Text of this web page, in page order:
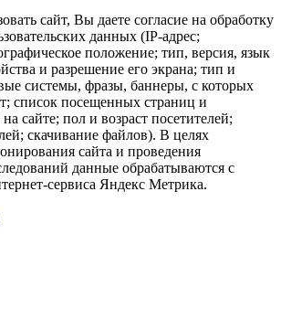
сайт, Вы даете согласие на обработку
данных (IP-адрес;
положение; тип, версия, язык
и разрешение его экрана; тип и
системы, фразы, баннеры, с которых
список посещенных страниц и
сайте; пол и возраст посетителей;
скачивание файлов). В целях
сайта и проведения
данные обрабатываются с
сервиса Яндекс Метрика.